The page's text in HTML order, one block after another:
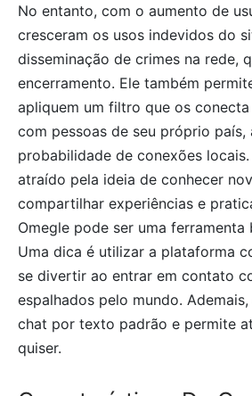
No entanto, com o aumento de
cresceram os usos indevidos do
disseminação de crimes na rede,
encerramento. Ele também
apliquem um filtro que os
com pessoas de seu próprio país,
probabilidade de conexões
atraído pela ideia de conhecer
compartilhar experiências e
Omegle pode ser uma ferramenta
Uma dica é utilizar a plataforma
se divertir ao entrar em contato
espalhados pelo mundo.
chat por texto padrão e permite
quiser.